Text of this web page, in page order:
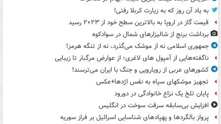
به یاد آن روز که به زیارت کربلا رفتی!
قیمت گاز در اروپا به بالاترین سطح خود از ۲۰۲۳ رسید
برداشت برنج از شالیزارهای شمال در سوادکوه
جمهوری اسلامی نه از موشک می‌گذرد، نه از تنگه هرمز!
ناگفته‌هایی از آمپول های لاغری؛ از عوارض مرگبار تا زیبایی
کشورهای عربی از رویارویی و جنگ با ایران می‌ترسند!
تجهیز موشکهای سپاه به نفس اژدها+عکس
پایان تلخ یک نزاع خانوادگی در دورود
افزایش بی‌سابقه سرقت سوخت در انگلیس
پرواز بالگردها و پهپادهای شناسایی اسرائیل بر فراز سوریه